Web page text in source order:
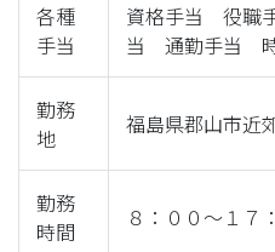
各種
手当
資格手当 役職
当 通勤手当
勤務
地
福島県郡山市近
勤務
時間
８：００～１７